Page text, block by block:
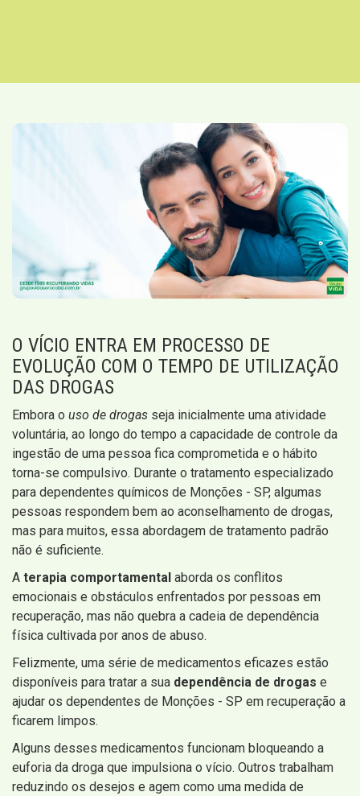
O VÍCIO ENTRA EM PROCESSO DE
EVOLUÇÃO COM O TEMPO DE UTILIZAÇÃO
DAS DROGAS
Embora o uso de drogas seja inicialmente uma atividade
voluntária, ao longo do tempo a capacidade de controle da
ingestão de uma pessoa fica comprometida e o hábito
torna-se compulsivo. Durante o tratamento especializado
para dependentes químicos de Monções - SP, algumas
pessoas respondem bem ao aconselhamento de drogas,
mas para muitos, essa abordagem de tratamento padrão
não é suficiente.
A terapia comportamental aborda os conflitos
emocionais e obstáculos enfrentados por pessoas em
recuperação, mas não quebra a cadeia de dependência
física cultivada por anos de abuso.
Felizmente, uma série de medicamentos eficazes estão
disponíveis para tratar a sua dependência de drogas e
ajudar os dependentes de Monções - SP em recuperação a
ficarem limpos.
Alguns desses medicamentos funcionam bloqueando a
euforia da droga que impulsiona o vício. Outros trabalham
reduzindo os desejos e agem como uma medida de